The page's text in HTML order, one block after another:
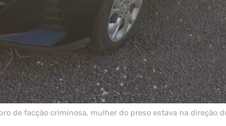
de facção criminosa, mulher do preso estava na direção